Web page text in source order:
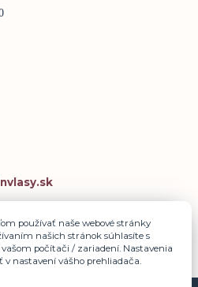
používať naše webové stránky
našich stránok súhlasíte s
počítači / zariadení. Nastavenia
v nastavení vášho prehliadača.